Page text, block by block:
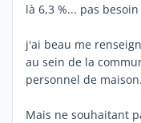
là 6,3 %... pas
j'ai beau me
au sein de la
personnel de
Mais ne souhaitant